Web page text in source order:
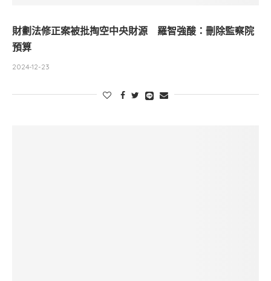
財劃法修正案被批掏空中央財源 羅智強酸：刪除監察院
預算
2024-12-23